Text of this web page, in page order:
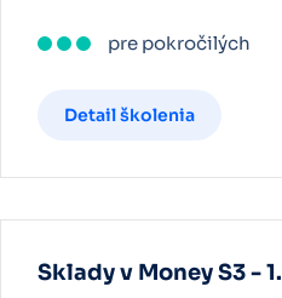
pre pokročilých
Detail školenia
Sklady v Money S3 - 1.